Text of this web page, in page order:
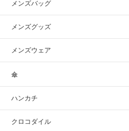
メンズバッグ
メンズグッズ
メンズウェア
傘
ハンカチ
クロコダイル